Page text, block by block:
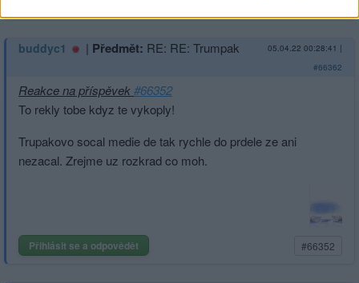
buddyc1 | Předmět: RE: RE: Trumpak 05.04.22 00:28:41 |
#66362
Reakce na příspěvek#66352
To rekly tobe kdyz te vykoply!
Trupakovo socal medie de tak rychle do prdele ze ani
nezacal. Zrejme uz rozkrad co moh.
Přihlásit se a odpovědět #66352